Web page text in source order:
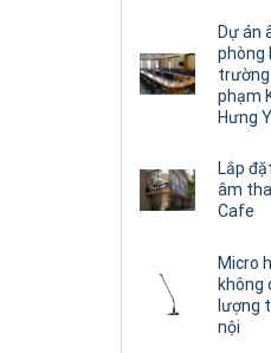
Dự án
phòng
phạm
Hưng
Lắp
âm
Cafe
Micro
không
lượng
nội